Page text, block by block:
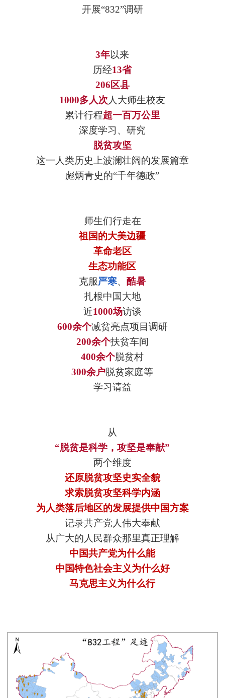
开展“832”调研
3年以来
历经13省
206区县
1000多人次 人大师生校友
累计行程超一百万公里
深度学习、研究
脱贫攻坚
这一人类历史上波澜壮阔的发展篇章
彪炳青史的“千年德政”
师生们行走在
祖国的大美边疆
革命老区
生态功能区
克服严寒、酷暑
扎根中国大地
近1000场访谈
600余个减贫亮点项目调研
200余个扶贫车间
400余个脱贫村
300余户脱贫家庭等
学习请益
从
“脱贫是科学，攻坚是奉献”
两个维度
还原脱贫攻坚史实全貌
求索脱贫攻坚科学内涵
为人类落后地区的发展提供中国方案
记录共产党人伟大奉献
从广大的人民群众那里真正理解
中国共产党为什么能
中国特色社会主义为什么好
马克思主义为什么行